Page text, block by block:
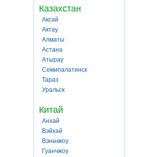
Казахстан
Аксай
Актау
Алматы
Астана
Атырау
Семипалатинск
Тараз
Уральск
Китай
Анхай
Вэйхай
Вэньчжоу
Гуанчжоу